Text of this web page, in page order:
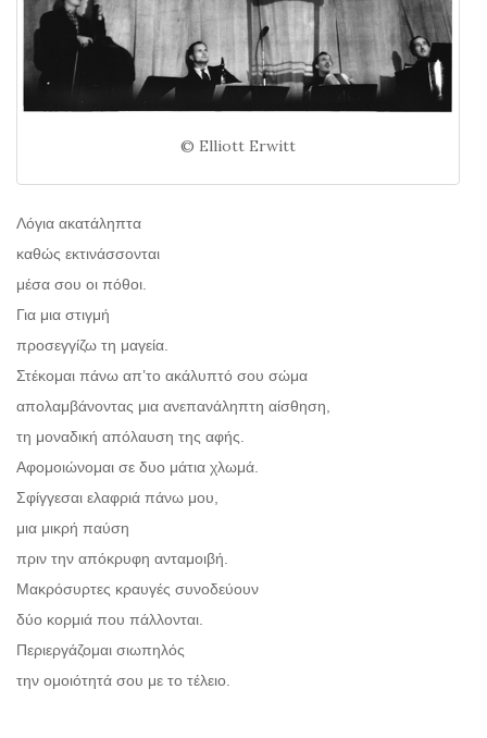
© Elliott Erwitt
Λόγια ακατάληπτα
καθώς εκτινάσσονται
μέσα σου οι πόθοι.
Για μια στιγμή
προσεγγίζω τη μαγεία.
Στέκομαι πάνω απ’το ακάλυπτό σου σώμα
απολαμβάνοντας μια ανεπανάληπτη αίσθηση,
τη μοναδική απόλαυση της αφής.
Αφομοιώνομαι σε δυο μάτια χλωμά.
Σφίγγεσαι ελαφριά πάνω μου,
μια μικρή παύση
πριν την απόκρυφη ανταμοιβή.
Μακρόσυρτες κραυγές συνοδεύουν
δύο κορμιά που πάλλονται.
Περιεργάζομαι σιωπηλός
την ομοιότητά σου με το τέλειο.